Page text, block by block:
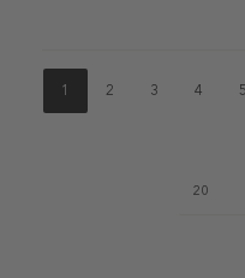
1 2 3 4 5
size
20